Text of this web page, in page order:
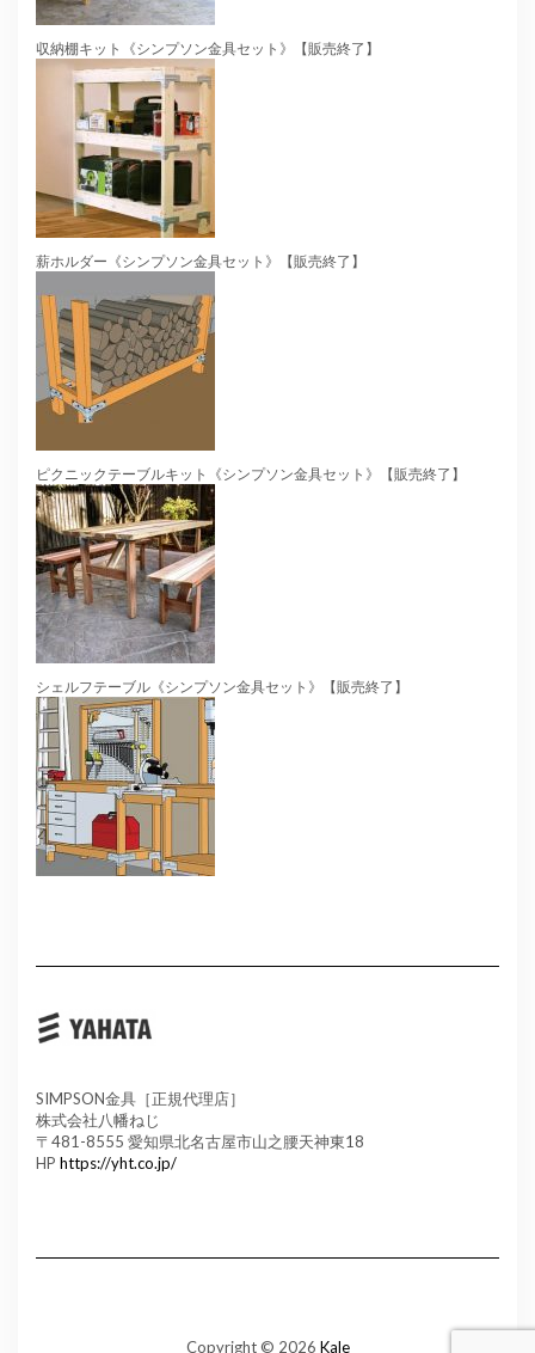
収納棚キット《シンプソン金具セット》【販売終了】
薪ホルダー《シンプソン金具セット》【販売終了】
ピクニックテーブルキット《シンプソン金具セット》【販売終了】
シェルフテーブル《シンプソン金具セット》【販売終了】
SIMPSON金具［正規代理店］
株式会社八幡ねじ
〒481-8555 愛知県北名古屋市山之腰天神東18
HP https://yht.co.jp/
Copyright © 2026 Kale